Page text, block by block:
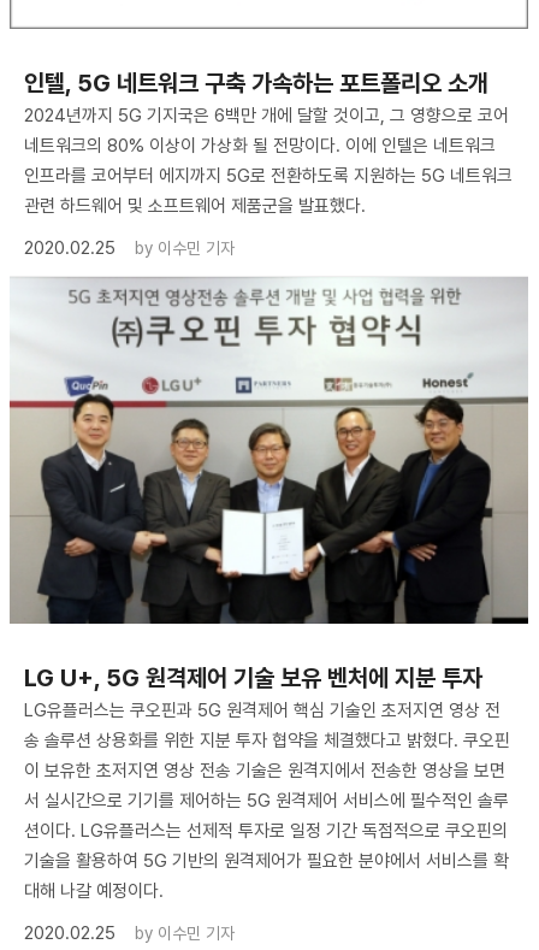
인텔, 5G 네트워크 구축 가속하는 포트폴리오 소개
2024년까지 5G 기지국은 6백만 개에 달할 것이고, 그 영향으로 코어
네트워크의 80% 이상이 가상화 될 전망이다. 이에 인텔은 네트워크
인프라를 코어부터 에지까지 5G로 전환하도록 지원하는 5G 네트워크
관련 하드웨어 및 소프트웨어 제품군을 발표했다.
2020.02.25
by 이수민 기자
​LG U+, 5G 원격제어 기술 보유 벤처에 지분 투자
LG유플러스는 쿠오핀과 5G 원격제어 핵심 기술인 초저지연 영상 전
송 솔루션 상용화를 위한 지분 투자 협약을 체결했다고 밝혔다. 쿠오핀
이 보유한 초저지연 영상 전송 기술은 원격지에서 전송한 영상을 보면
서 실시간으로 기기를 제어하는 5G 원격제어 서비스에 필수적인 솔루
션이다. LG유플러스는 선제적 투자로 일정 기간 독점적으로 쿠오핀의
기술을 활용하여 5G 기반의 원격제어가 필요한 분야에서 서비스를 확
대해 나갈 예정이다.
2020.02.25
by 이수민 기자